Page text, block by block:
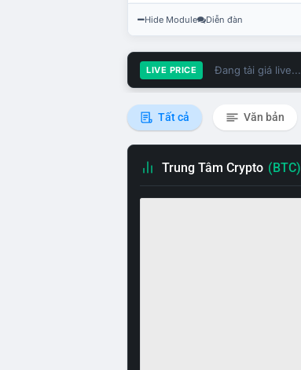
Hide Module Diễn đàn
LIVE PRICE Đang tải giá live...
Tất cả Văn bản
Trung Tâm Crypto (BTC)